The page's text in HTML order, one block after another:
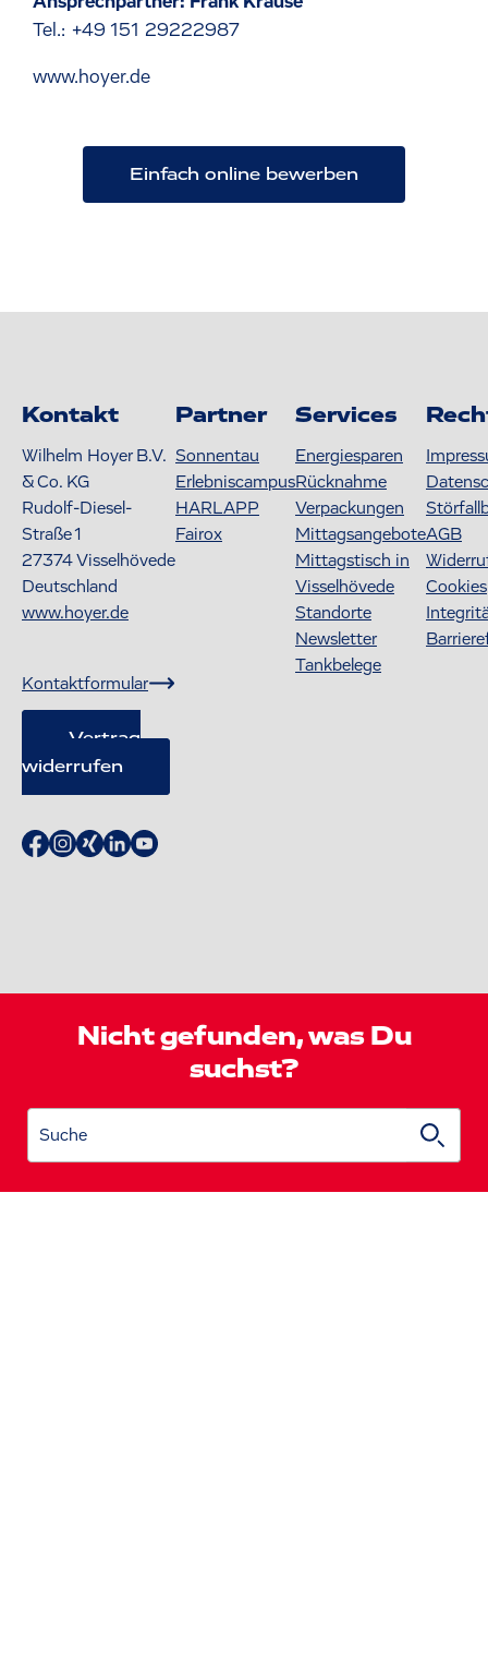
Tel.: +49 151 29222987
www.hoyer.de
Einfach online bewerben
Kontakt
Wilhelm Hoyer B.V.
& Co. KG
Rudolf-Diesel-
Straße 1
27374Visselhövede
Deutschland
www.hoyer.de
Kontaktformular
Vertrag
widerrufen
Partner
Sonnentau
Erlebniscampus
HARLAPP
Fairox
Services
Energiesparen
Rücknahme
Verpackungen
Mittagsangebote
Mittagstisch in
Visselhövede
Standorte
Newsletter
Tankbelege
AGB
Cookies
Nicht gefunden, was Du
suchst?
Suche